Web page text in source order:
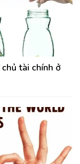
tài chính ở